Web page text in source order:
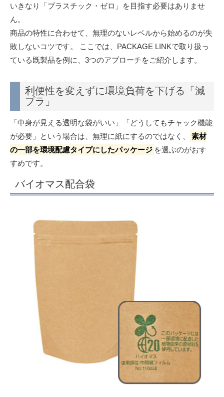
いきなり「プラスチック・ゼロ」を目指す必要はありませ
ん。
商品の特性に合わせて、無理のないレベルから始めるのが失
敗しないコツです。 ここでは、PACKAGE LINKで取り扱っ
ている既製品を例に、3つのアプローチをご紹介します。
利便性を変えずに環境負荷を下げる「減
プラ」
「中身が見える透明な袋がいい」「どうしてもチャック機能
が必要」という場合は、無理に紙にするのではなく、
素材
の一部を環境配慮タイプにしたパッケージ を選ぶのがおす
すめです。
バイオマス配合袋